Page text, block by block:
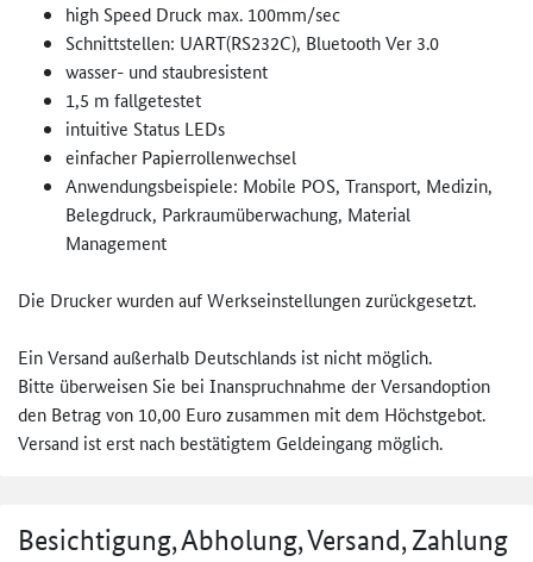
high Speed Druck max. 100mm/sec
Schnittstellen: UART(RS232C), Bluetooth Ver 3.0
wasser- und staubresistent
1,5 m fallgetestet
intuitive Status LEDs
einfacher Papierrollenwechsel
Anwendungsbeispiele: Mobile POS, Transport, Medizin,
Belegdruck, Parkraumüberwachung, Material
Management
Die Drucker wurden auf Werkseinstellungen zurückgesetzt.
Ein Versand außerhalb Deutschlands ist nicht möglich.
Bitte überweisen Sie bei Inanspruchnahme der Versandoption
den Betrag von 10,00 Euro zusammen mit dem Höchstgebot.
Versand ist erst nach bestätigtem Geldeingang möglich.
Besichtigung, Abholung, Versand, Zahlung